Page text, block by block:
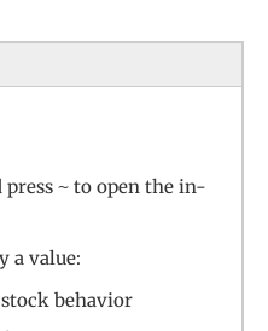
press ~ to open the in-
a value:
behavior